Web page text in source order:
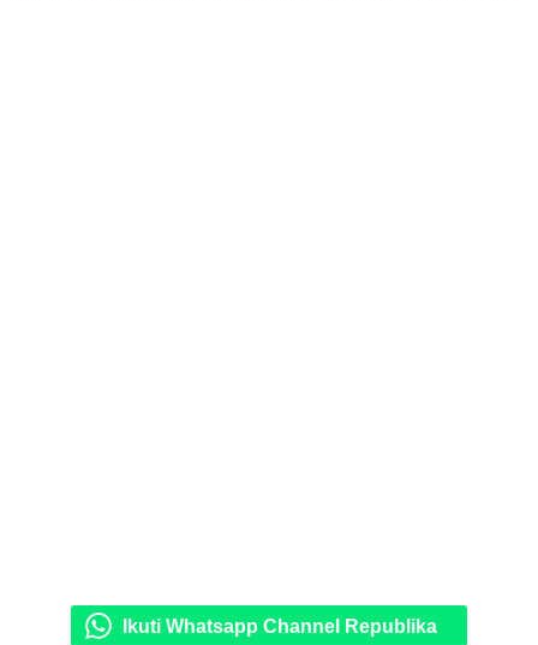
Ikuti Whatsapp Channel Republika